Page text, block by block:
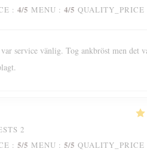
: 4/5 MENU : 4/5 QUALITY_PRICE
service vänlig. Tog ankbröst men det
2
: 5/5 MENU : 5/5 QUALITY_PRICE